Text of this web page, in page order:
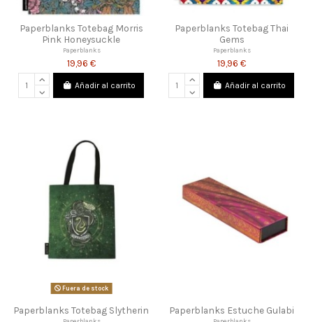
Paperblanks Totebag Morris
Pink Honeysuckle
Paperblanks
19,96 €
Añadir al carrito
Paperblanks Totebag Thai
Gems
Paperblanks
19,96 €
Añadir al carrito
Fuera de stock
Paperblanks Totebag Slytherin Paperblanks Estuche Gulabi